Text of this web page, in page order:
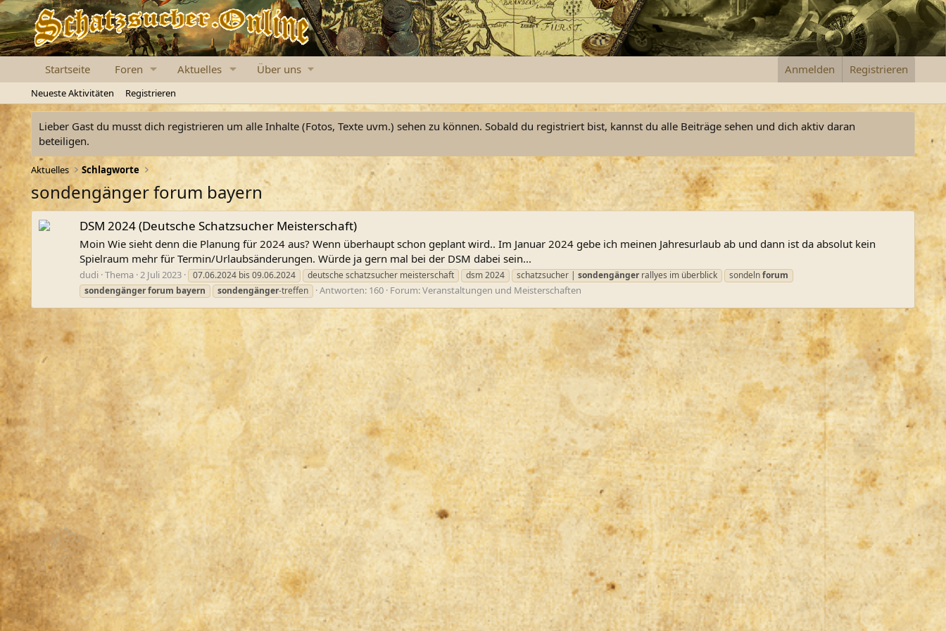
Startseite Foren Aktuelles Über uns Anmelden Registrieren
Neueste Aktivitäten Registrieren
Lieber Gast du musst dich registrieren um alle Inhalte (Fotos, Texte uvm.) sehen zu können. Sobald du registriert bist, kannst du alle Beiträge sehen und dich aktiv daran
beteiligen.
Aktuelles Schlagworte
sondengänger forum bayern
DSM 2024 (Deutsche Schatzsucher Meisterschaft)
Moin Wie sieht denn die Planung für 2024 aus? Wenn überhaupt schon geplant wird.. Im Januar 2024 gebe ich meinen Jahresurlaub ab und dann ist da absolut kein
Spielraum mehr für Termin/Urlaubsänderungen. Würde ja gern mal bei der DSM dabei sein...
dudi Thema 2 Juli 2023 07.06.2024 bis 09.06.2024 deutsche schatzsucher meisterschaft dsm 2024 schatzsucher | sondengängerrallyes im überblick sondelnforum
sondengänger forum bayern sondengänger-treffen Antworten: 160 Forum:Veranstaltungen und Meisterschaften